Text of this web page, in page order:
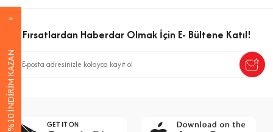
%10 İNDİRİM KAZAN
Fırsatlardan Haberdar Olmak İçin E- Bültene Katıl!